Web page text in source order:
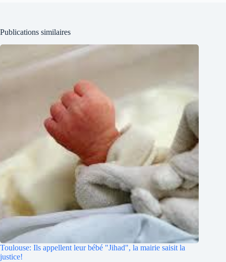
Publications similaires
Toulouse: Ils appellent leur bébé "Jihad", la mairie saisit la
justice!